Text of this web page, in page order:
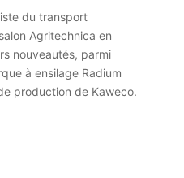
du transport
Agritechnica en
nouveautés, parmi
à ensilage Radium
production de Kaweco.